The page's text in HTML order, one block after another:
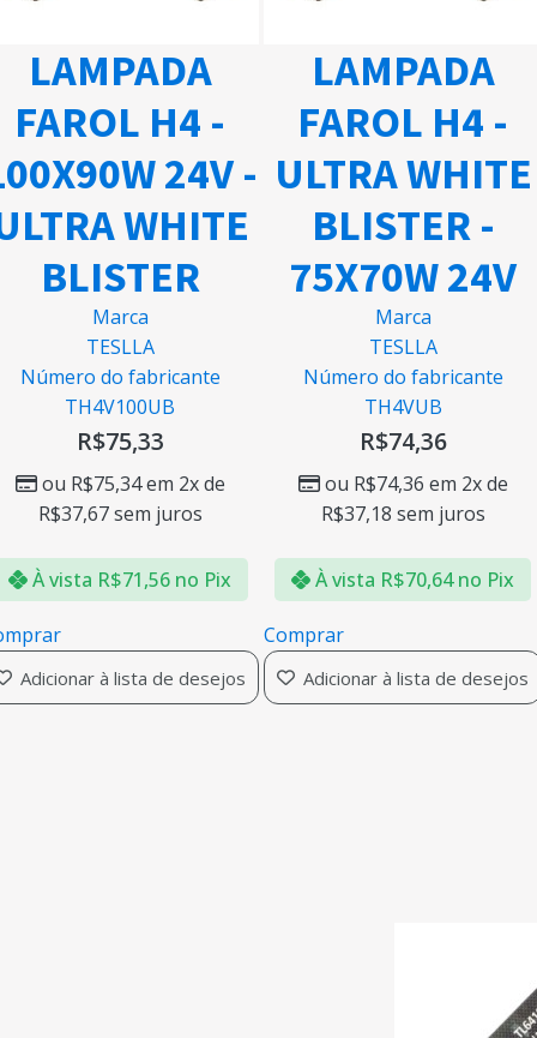
LAMPADA
FAROL H4 -
24V -
WHITE
BLISTER
Marca
TESLLA
Número do fabricante
TH4V100UB
R$75,33
ou R$75,34em 2x de
R$37,67sem juros
À vista R$71,56 no Pix
Adicionar à lista de desejos
LAMPADA
FAROL H4 -
ULTRA WHITE
BLISTER -
75X70W 24V
Marca
TESLLA
Número do fabricante
TH4VUB
R$74,36
ou R$74,36 em 2x de
R$37,18 sem juros
À vista R$70,64 no Pix
Comprar
Adicionar à lista de desejos